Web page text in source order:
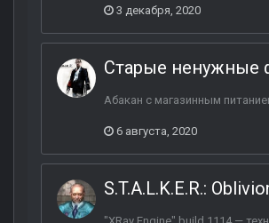
3 декабря, 2020
Старые ненужные
Абакан с магазинным
6 августа, 2020
S.T.A.L.K.E.R.: